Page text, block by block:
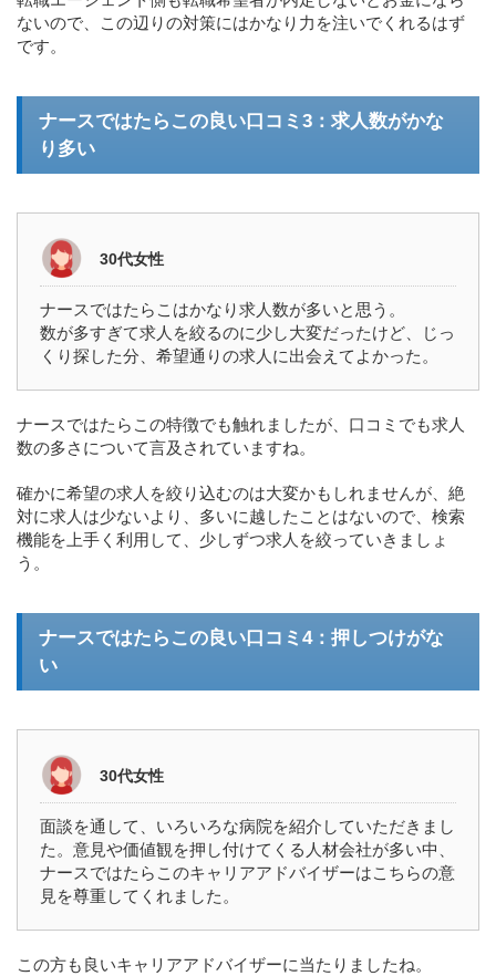
ないので、この辺りの対策にはかなり力を注いでくれるはず
です。
ナースではたらこの良い口コミ3：求人数がかな
り多い
30代女性
ナースではたらこはかなり求人数が多いと思う。
数が多すぎて求人を絞るのに少し大変だったけど、じっ
くり探した分、希望通りの求人に出会えてよかった。
ナースではたらこの特徴でも触れましたが、口コミでも求人
数の多さについて言及されていますね。
確かに希望の求人を絞り込むのは大変かもしれませんが、絶
対に求人は少ないより、多いに越したことはないので、検索
機能を上手く利用して、少しずつ求人を絞っていきましょ
う。
ナースではたらこの良い口コミ4：押しつけがな
い
30代女性
面談を通して、いろいろな病院を紹介していただきまし
た。意見や価値観を押し付けてくる人材会社が多い中、
ナースではたらこのキャリアアドバイザーはこちらの意
見を尊重してくれました。
この方も良いキャリアアドバイザーに当たりましたね。